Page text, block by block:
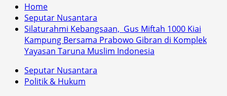
Home
Seputar Nusantara
Silaturahmi Kebangsaan, Gus Miftah 1000 Kiai
Kampung Bersama Prabowo Gibran di Komplek
Yayasan Taruna Muslim Indonesia
Seputar Nusantara
Politik & Hukum